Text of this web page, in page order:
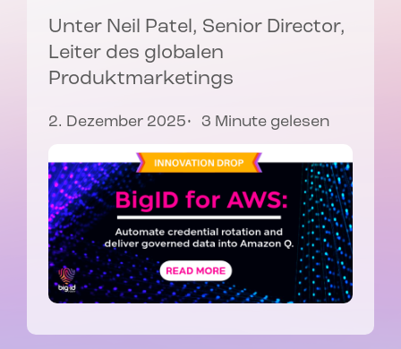
Unter Neil Patel, Senior Director,
Leiter des globalen
Produktmarketings
2. Dezember 2025 3 Minute gelesen